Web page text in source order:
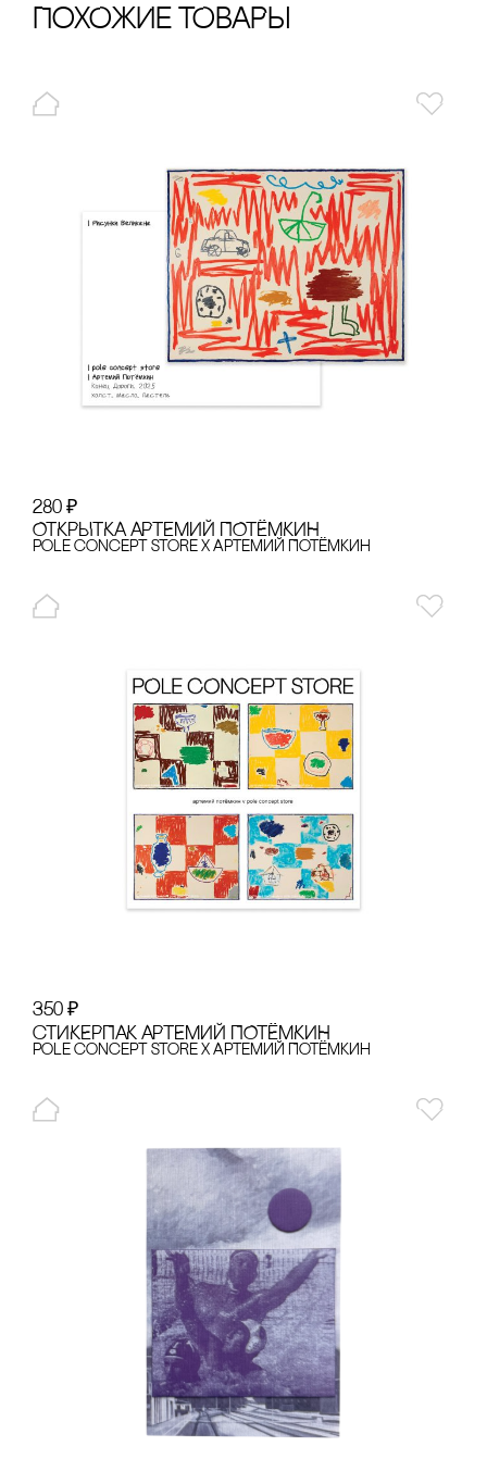
ПохОжИе тОваРы
280 ₽
ОТКРЫТКА АРТЕМИЙ ПОТЁМКИН
pole concept store x Артемий Потёмкин
350 ₽
сТИКЕРПАК АРТЕМИЙ ПОТЁМКИН
pole concept store x Артемий Потёмкин